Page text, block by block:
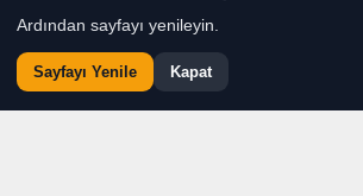
Ardından sayfayı yenileyin.
Sayfayı Yenile Kapat